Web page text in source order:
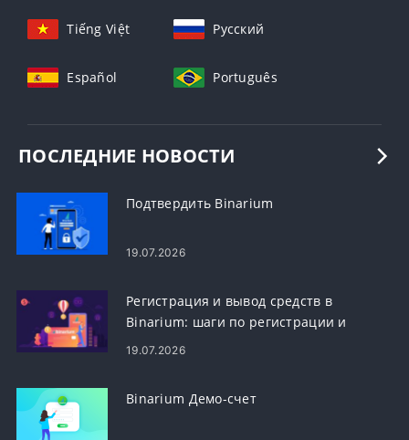
Tiếng Việt Русский
Español Português
ПОСЛЕДНИЕ НОВОСТИ
Подтвердить Binarium
19.07.2026
Регистрация и вывод средств в
Binarium: шаги по регистрации и
выводу учетной записи
19.07.2026
Binarium Демо-счет